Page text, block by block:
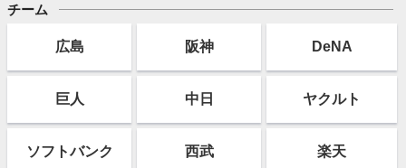
チーム
広島 阪神 DeNA
巨人 中日 ヤクルト
ソフトバンク 西武 楽天